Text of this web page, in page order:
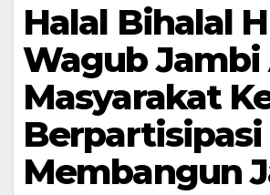
Halal Bihalal
Wagub Jambi
Masyarakat
Berpartisipasi
Membangun